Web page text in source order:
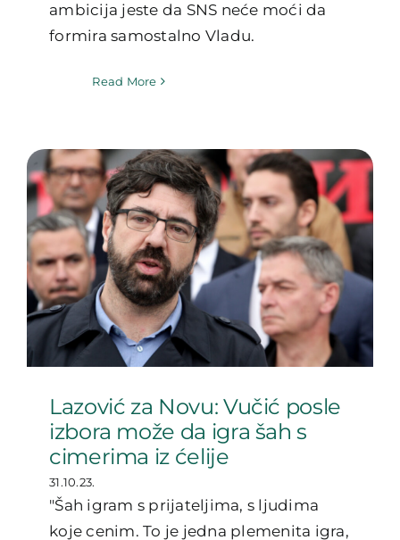
ambicija jeste da SNS neće moći da
formira samostalno Vladu.
Read More
Lazović za Novu: Vučić posle
izbora može da igra šah s
cimerima iz ćelije
31.10.23.
"Šah igram s prijateljima, s ljudima
koje cenim. To je jedna plemenita igra,